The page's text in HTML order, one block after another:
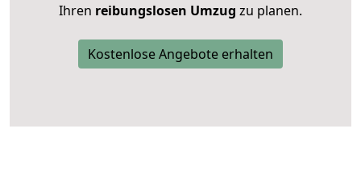
Ihren reibungslosen Umzug zu planen.
Kostenlose Angebote erhalten